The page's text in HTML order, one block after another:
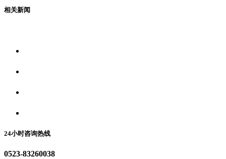
相关新闻
24小时咨询热线
0523-83260038